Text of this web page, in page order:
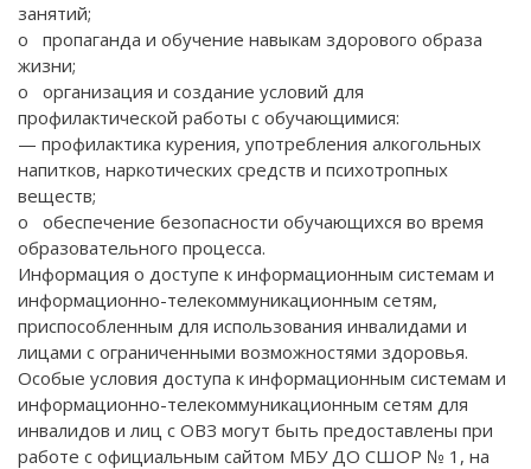
занятий;
o пропаганда и обучение навыкам здорового образа
жизни;
o организация и создание условий для
профилактической работы с обучающимися:
— профилактика курения, употребления алкогольных
напитков, наркотических средств и психотропных
веществ;
o обеспечение безопасности обучающихся во время
образовательного процесса.
Информация о доступе к информационным системам и
информационно-телекоммуникационным сетям,
приспособленным для использования инвалидами и
лицами с ограниченными возможностями здоровья.
Особые условия доступа к информационным системам и
информационно-телекоммуникационным сетям для
инвалидов и лиц с ОВЗ могут быть предоставлены при
работе с официальным сайтом МБУ ДО СШОР № 1, на